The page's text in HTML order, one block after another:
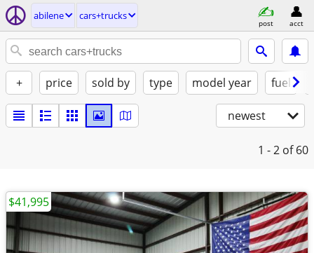
abilene cars+trucks
post acct
+ price sold by type model year fuel
newest
1 - 2 of 60
$41,995